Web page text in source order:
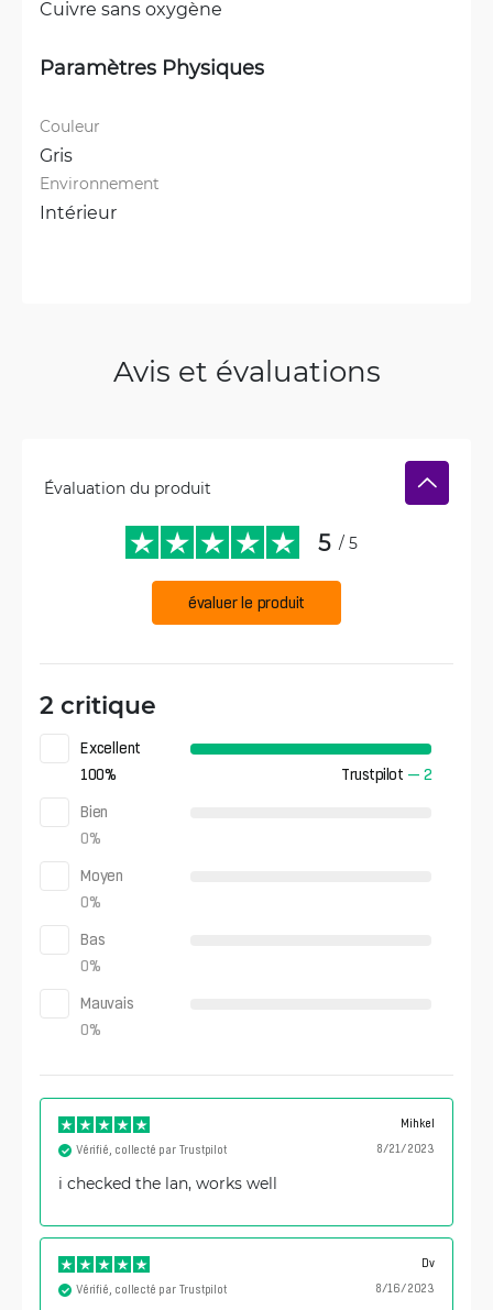
Cuivre sans oxygène
Paramètres Physiques
Couleur
Gris
Environnement
Intérieur
Avis et évaluations
Évaluation du produit
5 / 5
évaluer le produit
2 critique
Excellent
100% Trustpilot — 2
Bien
0%
Moyen
0%
Bas
0%
Mauvais
0%
Mihkel
8/21/2023
Vérifié, collecté par Trustpilot
i checked the lan, works well
Dv
8/16/2023
Vérifié, collecté par Trustpilot